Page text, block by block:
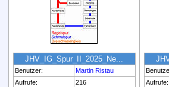
JHV_IG_Spur_II_2025_Ne...
Benutzer:
Martin Ristau
Aufrufe:
216
Aufrufe: